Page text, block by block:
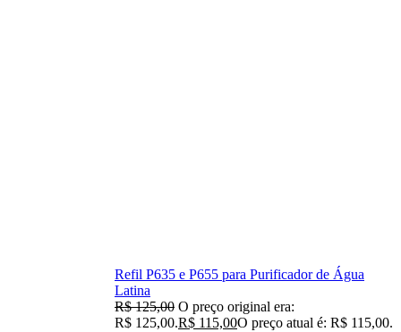
Refil P635 e P655 para Purificador de Água
Latina
R$125,00 O preço original era:
R$ 125,00.R$ 115,00O preço atual é: R$ 115,00.